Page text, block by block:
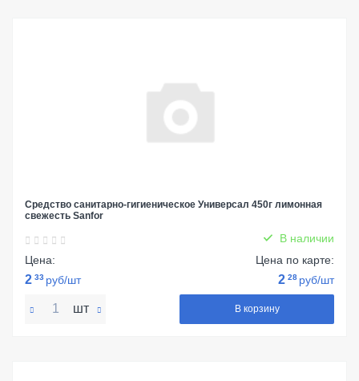
Средство санитарно-гигиеническое Универсал 450г лимонная
свежесть Sanfor
В наличии
Цена:
2 33 руб/шт
Цена по карте:
2 28 руб/шт
шт В корзину